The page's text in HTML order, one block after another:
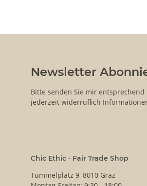
Newsletter
Bitte senden Sie mir entsprechend
jederzeit widerruflich
Chic Ethic - Fair Trade Shop
Tummelplatz 9, 8010 Graz